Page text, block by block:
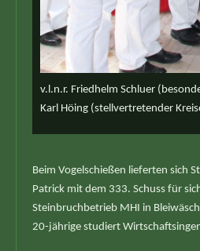
v.l.n.r. Friedhelm Schluer
Karl Höing (stellvertretender
Beim Vogelschießen lieferten sich
Patrick mit dem 333. Schuss für
Steinbruchbetrieb MHI in
20-jährige studiert